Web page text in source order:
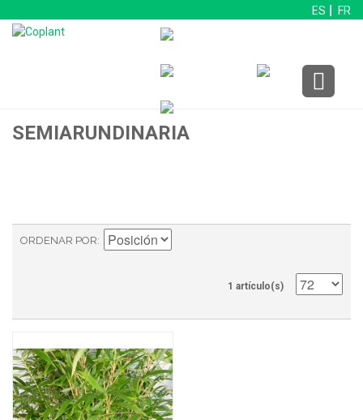
ES FR
SEMIARUNDINARIA
ORDENAR POR
1 artículo(s)